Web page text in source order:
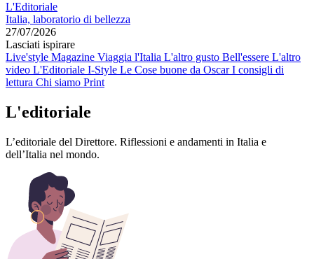
L'Editoriale
Italia, laboratorio di bellezza
27/07/2026
Lasciati ispirare
Live'style Magazine Viaggia l'Italia L'altro gusto Bell'essere L'altro
video L'Editoriale I-Style Le Cose buone da OscarI consigli di
lettura Chi siamo Print
L'editoriale
L’editoriale del Direttore. Riflessioni e andamenti in Italia e
dell’Italia nel mondo.